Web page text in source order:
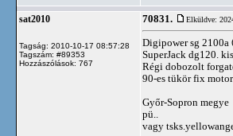
sat2010
Tagság: 2010-10-17 08:57:28
Tagszám: #89353
Hozzászólások: 767
70831. Elküldve:
Digipower sg 2100a
SuperJack dg120.
Régi dobozolt
90-es tükör fix
Győr-Sopron megye
pü..
vagy